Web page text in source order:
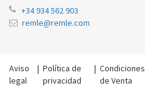
+34 934 562 903
remle@remle.com
Aviso
legal
| Política de
privacidad
|Condiciones
de Venta